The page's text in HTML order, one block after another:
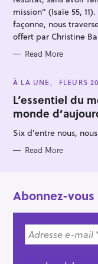
mission" (Isaïe 55,
façonne, nous
offert par Christine
Read More
C
T
E
G
O
R
I
S
À LA UNE FLEURS
L’essentiel du
monde
Six d'entre nous,
Read More
Abonnez-
: